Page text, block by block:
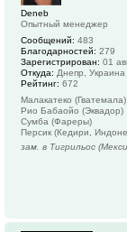
Deneb
Опытный менеджер
Сообщений: 483
Благодарностей: 279
Зарегистрирован: 01
Откуда: Днепр, Украина
Рейтинг: 672
Малакатеко (Гватемала)
Рио Бабаойо (Эквадор)
Сумба (Фареры)
Персик (Кедири,
зам. в Тигрильос